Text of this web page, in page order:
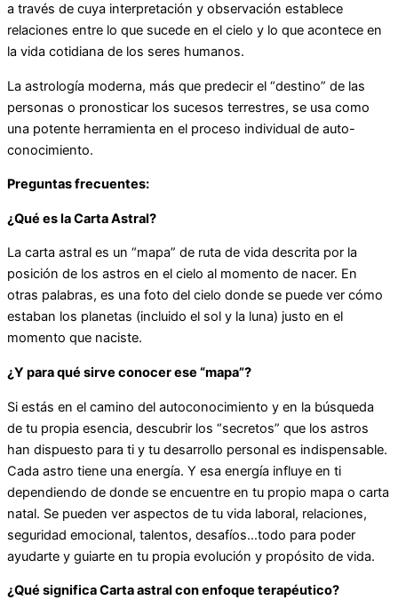
a través de cuya interpretación y observación establece
relaciones entre lo que sucede en el cielo y lo que acontece en
la vida cotidiana de los seres humanos.
La astrología moderna, más que predecir el “destino” de las
personas o pronosticar los sucesos terrestres, se usa como
una potente herramienta en el proceso individual de auto-
conocimiento.
Preguntas frecuentes:
¿Qué es la Carta Astral?
La carta astral es un “mapa” de ruta de vida descrita por la
posición de los astros en el cielo al momento de nacer. En
otras palabras, es una foto del cielo donde se puede ver cómo
estaban los planetas (incluido el sol y la luna) justo en el
momento que naciste.
¿Y para qué sirve conocer ese “mapa”?
Si estás en el camino del autoconocimiento y en la búsqueda
de tu propia esencia, descubrir los “secretos” que los astros
han dispuesto para ti y tu desarrollo personal es indispensable.
Cada astro tiene una energía. Y esa energía influye en ti
dependiendo de donde se encuentre en tu propio mapa o carta
natal. Se pueden ver aspectos de tu vida laboral, relaciones,
seguridad emocional, talentos, desafíos…todo para poder
ayudarte y guiarte en tu propia evolución y propósito de vida.
¿Qué significa Carta astral con enfoque terapéutico?